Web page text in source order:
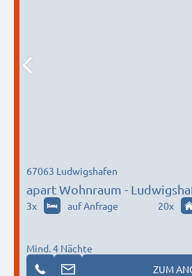
apart Wohnraum -
Altrip
67063 Ludwigshafen
3x auf Anfrage 20x
Mind. 4 Nächte
ZUM